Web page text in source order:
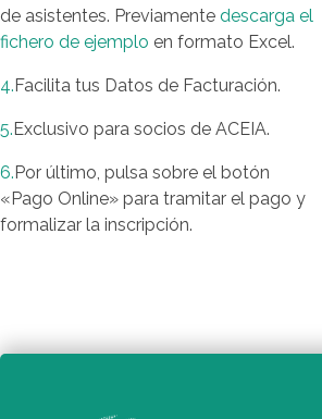
de asistentes. Previamente descarga el
fichero de ejemplo en formato Excel.
4. Facilita tus Datos de Facturación.
5. Exclusivo para socios de ACEIA.
6. Por último, pulsa sobre el botón
«Pago Online» para tramitar el pago y
formalizar la inscripción.